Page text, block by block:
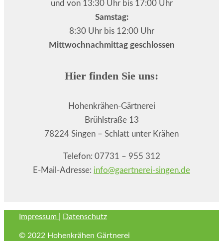
und von 13:30 Uhr bis 17:00 Uhr
Samstag:
8:30 Uhr bis 12:00 Uhr
Mittwochnachmittag geschlossen
Hier finden Sie uns:
Hohenkrähen-Gärtnerei
Brühlstraße 13
78224 Singen – Schlatt unter Krähen
Telefon: 07731 – 955 312
E-Mail-Adresse: info@gaertnerei-singen.de
Impressum Datenschutz
© 2022 Hohenkrähen Gärtnerei